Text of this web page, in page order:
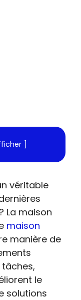
véritable
? La maison
maison
manière de
le
solutions